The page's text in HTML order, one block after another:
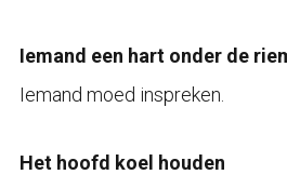
Iemand een hart onder de
Iemand moed inspreken.
Het hoofd koel houden